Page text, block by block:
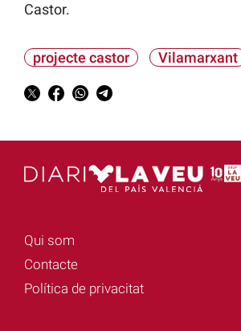
Castor.
projecte castor Vilamarxant
Qui som
Contacte
Política de privacitat